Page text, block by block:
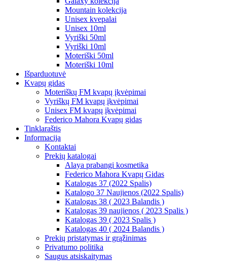
Mountain kolekcija
Unisex kvepalai
Unisex 10ml
Vyriški 50ml
Vyriški 10ml
Moteriški 50ml
Moteriški 10ml
Išparduotuvė
Kvapų gidas
Moteriškų FM kvapų įkvėpimai
Vyriškų FM kvapų įkvėpimai
Unisex FM kvapų įkvėpimai
Federico Mahora Kvapų gidas
Tinklaraštis
Informacija
Kontaktai
Prekių katalogai
Alaya prabangi kosmetika
Federico Mahora Kvapų Gidas
Katalogas 37 (2022 Spalis)
Katalogo 37 Naujienos (2022 Spalis)
Katalogas 38 ( 2023 Balandis )
Katalogas 39 naujienos ( 2023 Spalis )
Katalogas 39 ( 2023 Spalis )
Katalogas 40 ( 2024 Balandis )
Prekių pristatymas ir grąžinimas
Privatumo politika
Saugus atsiskaitymas